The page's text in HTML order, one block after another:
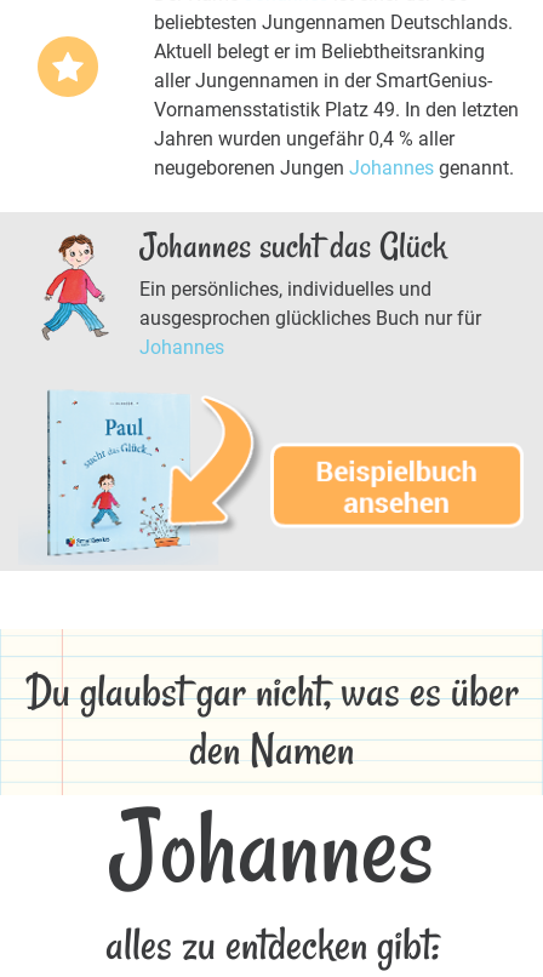
beliebtesten Jungennamen Deutschlands.
Aktuell belegt er im Beliebtheitsranking
aller Jungennamen in der SmartGenius-
Vornamensstatistik Platz 49. In den letzten
Jahren wurden ungefähr 0,4 % aller
neugeborenen Jungen Johannes genannt.
Johannes sucht das Glück
Ein persönliches, individuelles und
ausgesprochen glückliches Buch nur für
Johannes
Du glaubst gar nicht, was es über
den Namen
Johannes
alles zu entdecken gibt: